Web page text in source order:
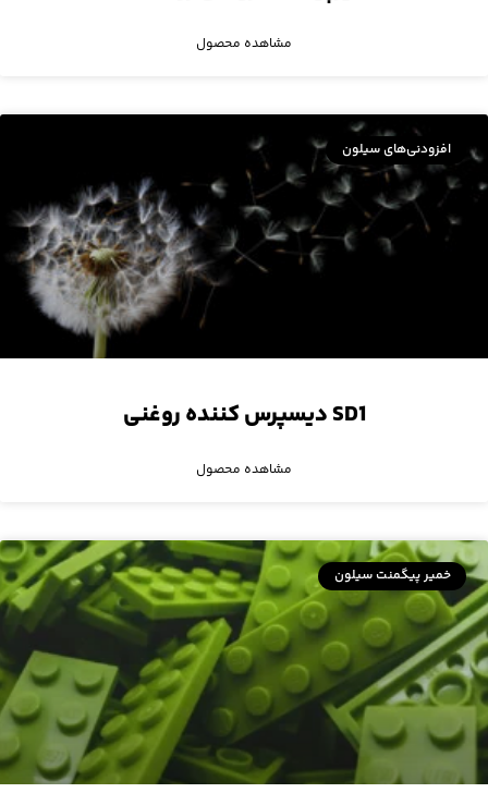
مشاهده محصول
افزودنی‌های سیلون
SD1 دیسپرس کننده‌ روغنی
مشاهده محصول
خمیر پیگمنت سیلون